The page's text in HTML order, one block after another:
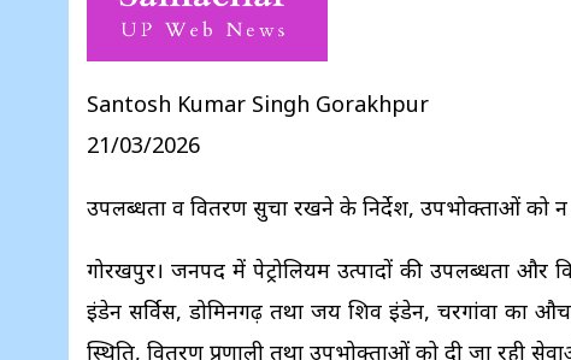
Santosh Kumar Singh Gorakhpur
21/03/2026
उपलब्धता व वितरण सुचारू रखने के निर्देश, उपभोक्ताओं को
गोरखपुर। जनपद में पेट्रोलियम उत्पादों की उपलब्धता और
इंडेन सर्विस, डोमिनगढ़ तथा जय शिव इंडेन, चरगांवा का
स्थिति, वितरण प्रणाली तथा उपभोक्ताओं को दी जा रही